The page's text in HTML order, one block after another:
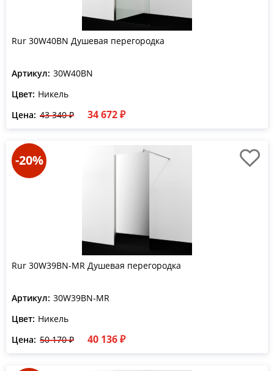
Rur 30W40BN Душевая перегородка
Артикул: 30W40BN
Цвет: Никель
Цена: 43 340 ₽ 34 672 ₽
-20%
Rur 30W39BN-MR Душевая перегородка
Артикул: 30W39BN-MR
Цвет: Никель
Цена: 50 170 ₽ 40 136 ₽